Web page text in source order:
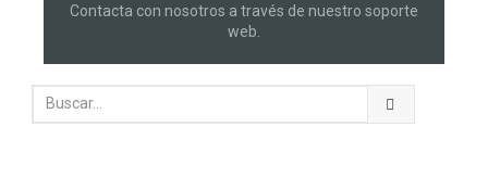
Contacta con nosotros a través de nuestro soporte
web.